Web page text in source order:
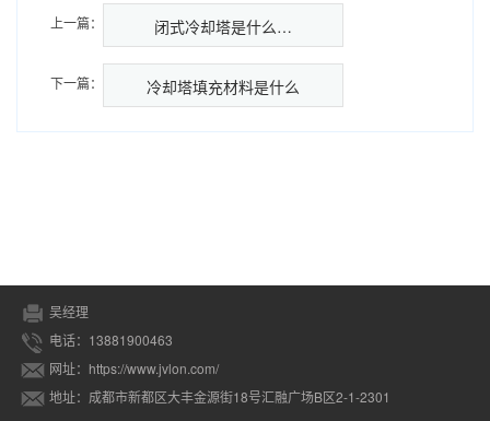
上一篇： 闭式冷却塔是什么…
下一篇： 冷却塔填充材料是什么
吴经理
电话：13881900463
网址：https://www.jvlon.com/
地址：成都市新都区大丰金源街18号汇融广场B区2-1-2301